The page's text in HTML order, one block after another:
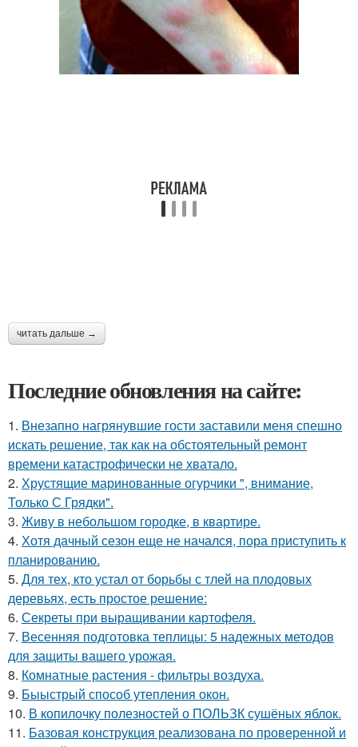
читать дальше →
Последние обновления на сайте:
1. Внезапно нагрянувшие гости заставили меня спешно
искать решение, так как на обстоятельный ремонт
времени катастрофически не хватало.
2. Хрустящие маринованные огурчики ", внимание,
Только С Грядки".
3. Живу в небольшом городке, в квартире.
4. Хотя дачный сезон еще не начался, пора приступить к
планированию.
5. Для тех, кто устал от борьбы с тлей на плодовых
деревьях, есть простое решение:
6. Секреты при выращивании картофеля.
7. Весенняя подготовка теплицы: 5 надежных методов
для защиты вашего урожая.
8. Комнатные растения - фильтры воздуха.
9. Быыстрый способ утепления окон.
10. В копилочку полезностей о ПОЛЬЗК сушёных яблок.
11. Базовая конструкция реализована по проверенной и